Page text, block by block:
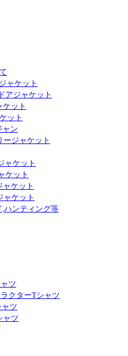
ャケット
アジャケット
ケット
ット
ャン
ージャケット
ャケット
ケット
ャケット
ャケット
,ハンティング等
ツ
クターTシャツ
ツ
ャツ